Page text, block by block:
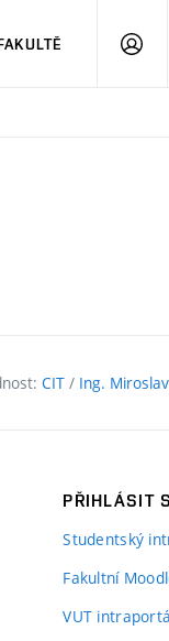
CIT / Ing.
PŘIHLÁSIT
Studentský
Fakultní
VUT